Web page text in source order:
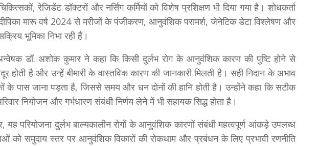
रेजिडेंट डॉक्टरों और नर्सिंग कर्मियों को विशेष प्रशिक्षण भी दिया गया है। शोधकर्ता
मारू वर्ष 2024 से मरीजों के पंजीकरण, आनुवंशिक परामर्श, जेनेटिक डेटा विश्लेषण और
भूमिका निभा रही हैं।
डॉ. अशोक कुमार ने कहा कि किसी दुर्लभ रोग के आनुवंशिक कारण की पुष्टि होने से
होती है और उन्हें बीमारी के वास्तविक कारण की जानकारी मिलती है। सही निदान के अभाव
के पास जाना पड़ता है, जिससे समय और धन दोनों की हानि होती है। उन्होंने कहा कि सटीक
नियोजन और गर्भधारण संबंधी निर्णय लेने में भी सहायक सिद्ध होता है।
परियोजना दुर्लभ बाल्यकालीन रोगों के आनुवंशिक कारणों संबंधी महत्वपूर्ण आंकड़े उपलब्ध
को समुदाय स्तर पर आनुवंशिक विकारों की रोकथाम और प्रबंधन के लिए प्रभावी रणनीति